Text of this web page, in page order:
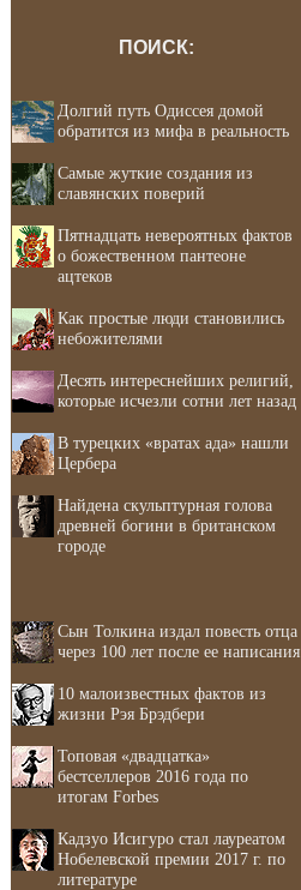
ПОИСК:
Долгий путь Одиссея домой
обратится из мифа в реальность
Самые жуткие создания из
славянских поверий
Пятнадцать невероятных фактов
о божественном пантеоне
ацтеков
Как простые люди становились
небожителями
Десять интереснейших религий,
которые исчезли сотни лет назад
В турецких «вратах ада» нашли
Цербера
Найдена скульптурная голова
древней богини в британском
городе
Сын Толкина издал повесть отца
через 100 лет после ее написания
10 малоизвестных фактов из
жизни Рэя Брэдбери
Топовая «двадцатка»
бестселлеров 2016 года по
итогам Forbes
Кадзуо Исигуро стал лауреатом
Нобелевской премии 2017 г. по
литературе